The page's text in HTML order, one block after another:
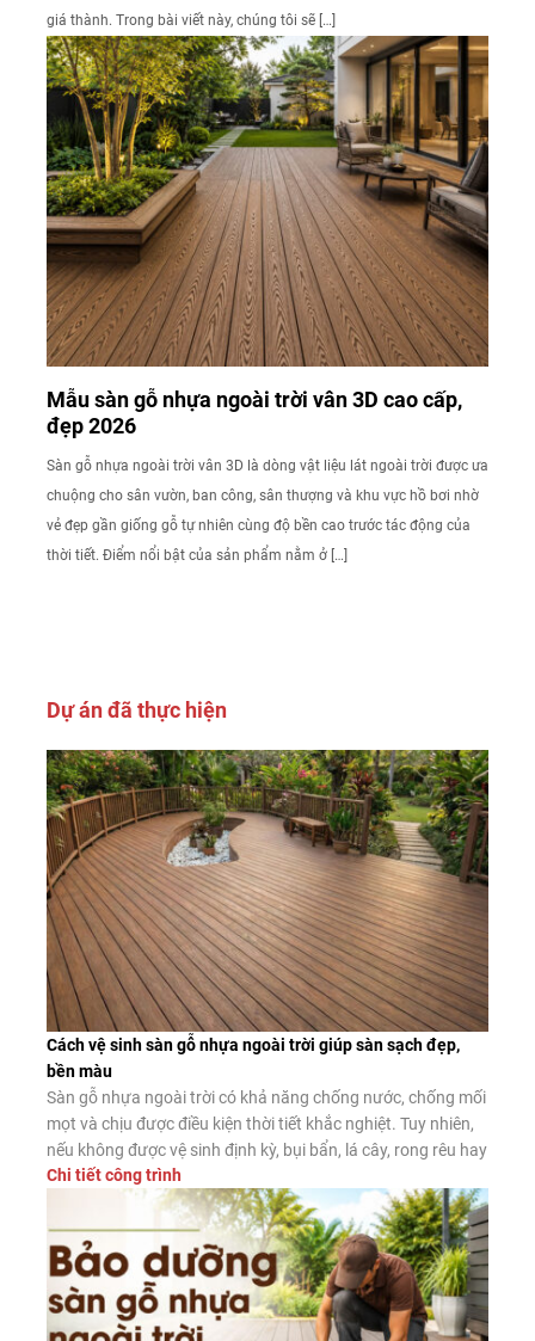
giá thành. Trong bài viết này, chúng tôi sẽ […]
Mẫu sàn gỗ nhựa ngoài trời vân 3D cao cấp,
đẹp 2026
Sàn gỗ nhựa ngoài trời vân 3D là dòng vật liệu lát ngoài trời được ưa
chuộng cho sân vườn, ban công, sân thượng và khu vực hồ bơi nhờ
vẻ đẹp gần giống gỗ tự nhiên cùng độ bền cao trước tác động của
thời tiết. Điểm nổi bật của sản phẩm nằm ở […]
Dự án đã thực hiện
Cách vệ sinh sàn gỗ nhựa ngoài trời giúp sàn sạch đẹp,
bền màu
Sàn gỗ nhựa ngoài trời có khả năng chống nước, chống mối
mọt và chịu được điều kiện thời tiết khắc nghiệt. Tuy nhiên,
nếu không được vệ sinh định kỳ, bụi bẩn, lá cây, rong rêu hay
dầu mỡ vẫn có thể tích tụ trên bề mặt, làm giảm tính thẩm
Chi tiết công trình